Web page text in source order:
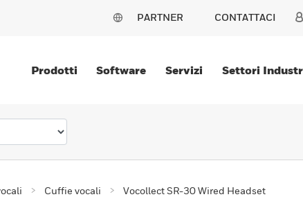
PARTNER CONTATTACI
Prodotti Software Servizi Settori
Cuffie vocali Vocollect SR-30 Wired Headset